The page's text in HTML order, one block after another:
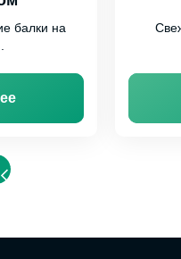
балки на